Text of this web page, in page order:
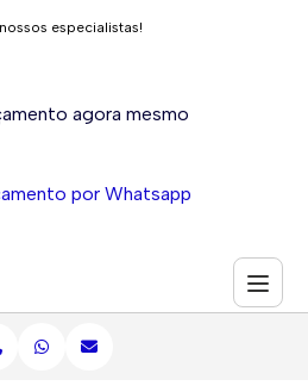
especialistas!
agora mesmo
por Whatsapp